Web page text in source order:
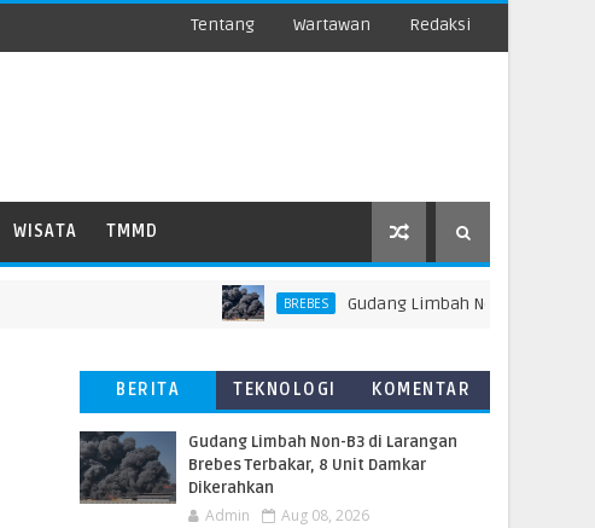
Tentang Wartawan Redaksi
WISATA TMMD
BREBES ​Gudang Limbah Non-B3 di Larangan
BERITA
TERBARU
TEKNOLOGI
KOMENTAR
​Gudang Limbah Non-B3 di Larangan
Brebes Terbakar, 8 Unit Damkar
Dikerahkan
Admin Aug 08, 2026